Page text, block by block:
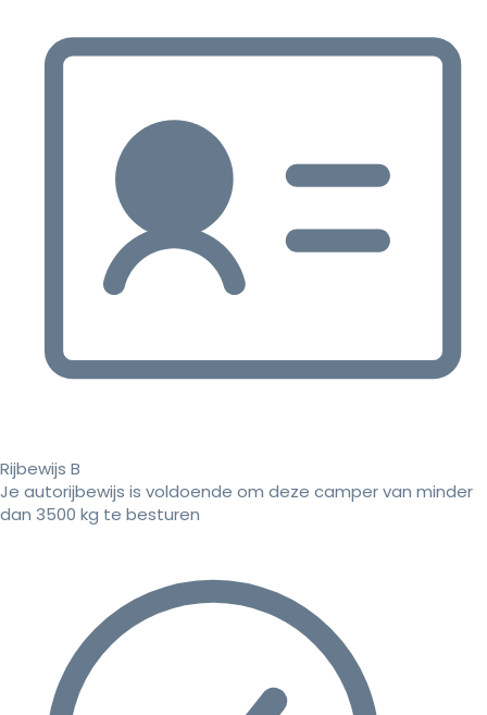
Rijbewijs B
Je autorijbewijs is voldoende om deze camper van minder
dan 3500 kg te besturen